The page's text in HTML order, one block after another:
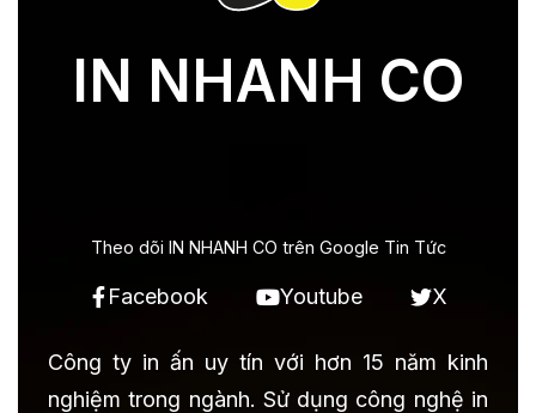
IN NHANH CO
Theo dõi IN NHANH CO trên Google Tin Tức
Facebook Youtube X
Công ty in ấn uy tín với hơn 15 năm kinh
nghiệm trong ngành. Sử dụng công nghệ in